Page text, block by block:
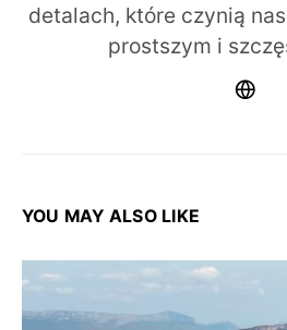
detalach, które czynią
prostszym i
YOU MAY ALSO LIKE